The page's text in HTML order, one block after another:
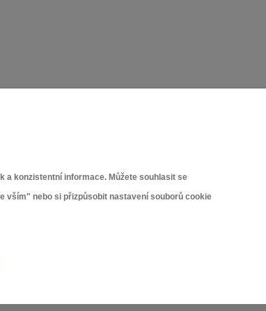
a konzistentní informace. Můžete souhlasit se
vším" nebo si přizpůsobit nastavení souborů cookie